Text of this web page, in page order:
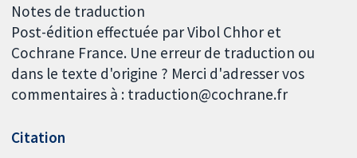
Notes de traduction
Post-édition effectuée par Vibol Chhor et
Cochrane France. Une erreur de traduction ou
dans le texte d'origine ? Merci d'adresser vos
commentaires à : traduction@cochrane.fr
Citation